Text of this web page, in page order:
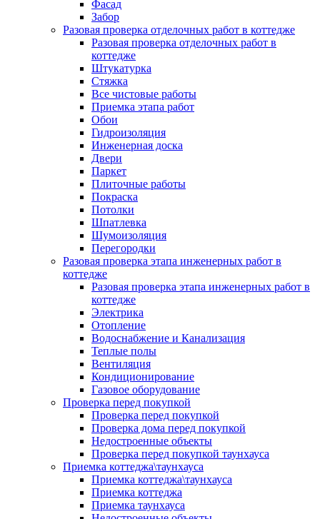
Фасад
Забор
Разовая проверка отделочных работ в коттедже
Разовая проверка отделочных работ в
коттедже
Штукатурка
Стяжка
Все чистовые работы
Приемка этапа работ
Обои
Гидроизоляция
Инженерная доска
Двери
Паркет
Плиточные работы
Покраска
Потолки
Шпатлевка
Шумоизоляция
Перегородки
Разовая проверка этапа инженерных работ в
коттедже
Разовая проверка этапа инженерных работ в
коттедже
Электрика
Отопление
Водоснабжение и Канализация
Теплые полы
Вентиляция
Кондиционирование
Газовое оборудование
Проверка перед покупкой
Проверка перед покупкой
Проверка дома перед покупкой
Недостроенные объекты
Проверка перед покупкой таунхауса
Приемка коттеджа\таунхауса
Приемка коттеджа\таунхауса
Приемка коттеджа
Приемка таунхауса